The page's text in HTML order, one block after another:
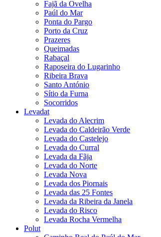
Fajã da Ovelha
Paúl do Mar
Ponta do Pargo
Porto da Cruz
Prazeres
Queimadas
Rabaçal
Raposeira do Lugarinho
Ribeira Brava
Santo António
Sítio da Furna
Socorridos
Levadat
Levada do Alecrim
Levada do Caldeirão Verde
Levada do Castelejo
Levada do Curral
Levada da Fãja
Levada do Norte
Levada Nova
Levada dos Piornais
Levada das 25 Fontes
Levada da Ribeira da Janela
Levada do Risco
Levada Rocha Vermelha
Polut